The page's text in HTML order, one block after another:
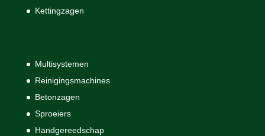
Kettingzagen
Multisystemen
Reinigingsmachines
Betonzagen
Sproeiers
Handgereedschap